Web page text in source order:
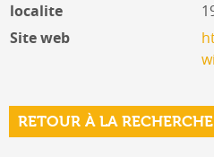
localite
Site web
RETOUR À LA RECHERCHE